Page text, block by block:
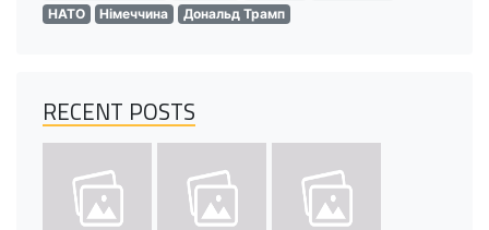
НАТО
Німеччина Дональд Трамп
RECENT POSTS